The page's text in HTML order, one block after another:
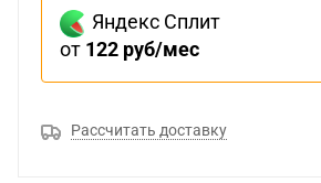
Яндекс Сплит
от 122 руб/мес
Рассчитать доставку